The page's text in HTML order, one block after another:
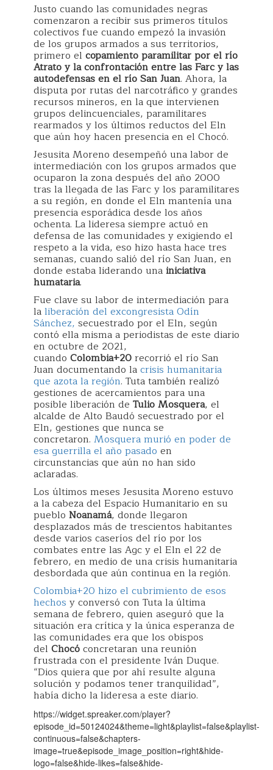
Justo cuando las comunidades negras
comenzaron a recibir sus primeros títulos
colectivos fue cuando empezó la invasión
de los grupos armados a sus territorios,
primero el copamiento paramilitar por el río
Atrato y la confrontación entre las Farc y las
autodefensas en el río San Juan. Ahora, la
disputa por rutas del narcotráfico y grandes
recursos mineros, en la que intervienen
grupos delincuenciales, paramilitares
rearmados y los últimos reductos del Eln
que aún hoy hacen presencia en el Chocó.
Jesusita Moreno desempeñó una labor de
intermediación con los grupos armados que
ocuparon la zona después del año 2000
tras la llegada de las Farc y los paramilitares
a su región, en donde el Eln mantenía una
presencia esporádica desde los años
ochenta. La lideresa siempre actuó en
defensa de las comunidades y exigiendo el
respeto a la vida, eso hizo hasta hace tres
semanas, cuando salió del río San Juan, en
donde estaba liderando unainiciativa
humataria.
Fue clave su labor de intermediación para
laliberación del excongresista Odín
Sánchez, secuestrado por el Eln, según
contó ella misma a periodistas de este diario
en octubre de 2021,
cuando Colombia+20recorrió el río San
Juan documentando lacrisis humanitaria
que azota la región. Tuta también realizó
gestiones de acercamientos para una
posible liberación de Tulio Mosquera, el
alcalde de Alto Baudó secuestrado por el
Eln, gestiones que nunca se
concretaron. Mosquera murió en poder de
esa guerrilla el año pasado en
circunstancias que aún no han sido
aclaradas.
Los últimos meses Jesusita Moreno estuvo
a la cabeza del Espacio Humanitario en su
pueblo Noanamá, donde llegaron
desplazados más de trescientos habitantes
desde varios caseríos del río por los
combates entre las Agc y el Eln el 22 de
febrero, en medio de una crisis humanitaria
desbordada que aún continua en la región.
Colombia+20 hizo el cubrimiento de esos
hechos y conversó con Tuta la última
semana de febrero, quien aseguró que la
situación era crítica y la única esperanza de
las comunidades era que los obispos
del Chocóconcretaran una reunión
frustrada con el presidente Iván Duque.
“Dios quiera que por ahí resulte alguna
solución y podamos tener tranquilidad”,
había dicho la lideresa a este diario.
https://widget.spreaker.com/player?
episode_id=50124024&theme=light&playlist=false&playlist-
continuous=false&chapters-
image=true&episode_image_position=right&hide-
logo=false&hide-likes=false&hide-